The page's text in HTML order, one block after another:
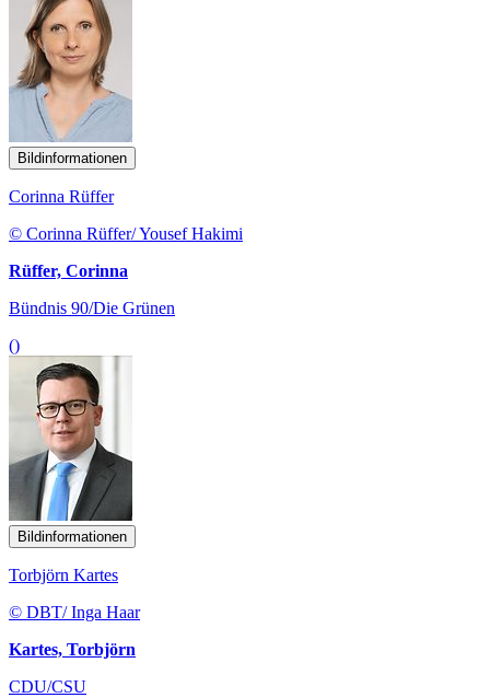
Bildinformationen
Corinna Rüffer
© Corinna Rüffer/ Yousef Hakimi
Rüffer, Corinna
Bündnis 90/Die Grünen
()
Bildinformationen
Torbjörn Kartes
© DBT/ Inga Haar
Kartes, Torbjörn
CDU/CSU